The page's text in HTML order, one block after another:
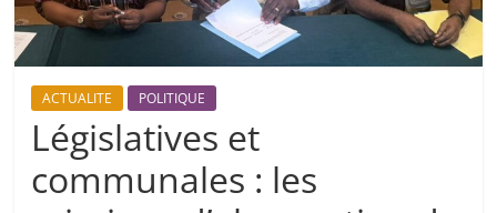
ACTUALITE POLITIQUE
Législatives et
communales : les